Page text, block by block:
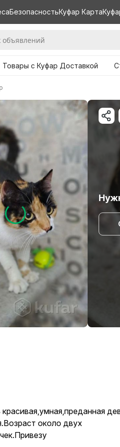
БезопасностьКуфар Карта
Товары с Куфар Доставкой
около двух